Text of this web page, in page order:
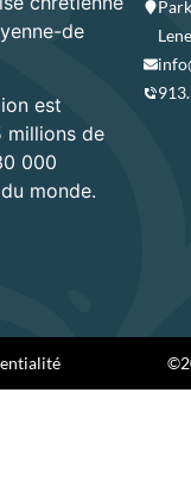
de
est
millions de
000
monde.